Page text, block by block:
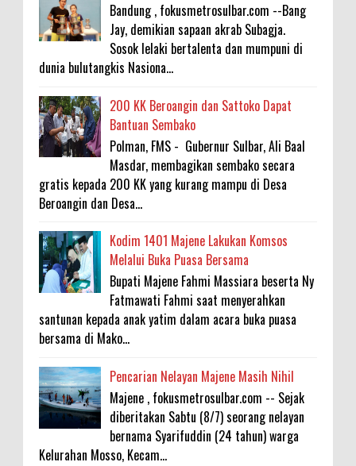
Bandung , fokusmetrosulbar.com --Bang
Jay, demikian sapaan akrab Subagja.
Sosok lelaki bertalenta dan mumpuni di
dunia bulutangkis Nasiona...
200 KK Beroangin dan Sattoko Dapat
Bantuan Sembako
Polman, FMS - Gubernur Sulbar, Ali Baal
Masdar, membagikan sembako secara
gratis kepada 200 KK yang kurang mampu di Desa
Beroangin dan Desa...
Kodim 1401 Majene Lakukan Komsos
Melalui Buka Puasa Bersama
Bupati Majene Fahmi Massiara beserta Ny
Fatmawati Fahmi saat menyerahkan
santunan kepada anak yatim dalam acara buka puasa
bersama di Mako...
Pencarian Nelayan Majene Masih Nihil
Majene , fokusmetrosulbar.com -- Sejak
diberitakan Sabtu (8/7) seorang nelayan
bernama Syarifuddin (24 tahun) warga
Kelurahan Mosso, Kecam...